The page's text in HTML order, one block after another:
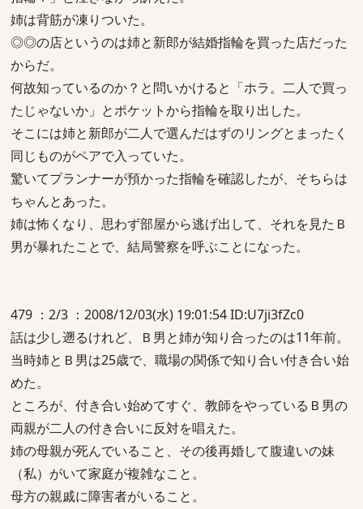
姉は背筋が凍りついた。
◎◎の店というのは姉と新郎が結婚指輪を買った店だった
からだ。
何故知っているのか？と問いかけると「ホラ。二人で買っ
たじゃないか」とポケットから指輪を取り出した。
そこには姉と新郎が二人で選んだはずのリングとまったく
同じものがペアで入っていた。
驚いてプランナーが預かった指輪を確認したが、そちらは
ちゃんとあった。
姉は怖くなり、思わず部屋から逃げ出して、それを見たＢ
男が暴れたことで、結局警察を呼ぶことになった。
479 ：2/3 ：2008/12/03(水) 19:01:54 ID:U7ji3fZc0
話は少し遡るけれど、Ｂ男と姉が知り合ったのは11年前。
当時姉とＢ男は25歳で、職場の関係で知り合い付き合い始
めた。
ところが、付き合い始めてすぐ、教師をやっているＢ男の
両親が二人の付き合いに反対を唱えた。
姉の母親が死んでいること、その後再婚して腹違いの妹
（私）がいて家庭が複雑なこと。
母方の親戚に障害者がいること。